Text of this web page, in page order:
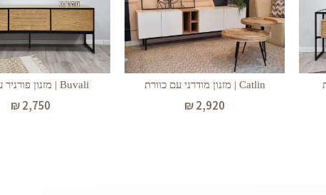
Catlin | מזנון מודרני עם כוורת
₪2,920
Buvali | מזנון פורניר עץ אלון
₪2,750